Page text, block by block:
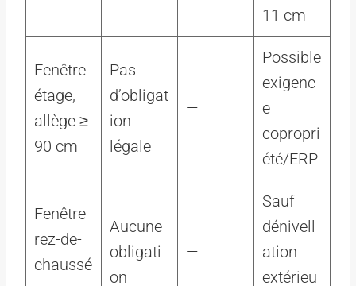
11 cm
Fenêtre
étage,
allège ≥
90 cm
Pas
d’obligat
ion
légale
—
Possible
exigenc
e
copropri
été/ERP
Fenêtre
rez-de-
chaussé
Aucune
obligati
on
—
Sauf
dénivell
ation
extérieu